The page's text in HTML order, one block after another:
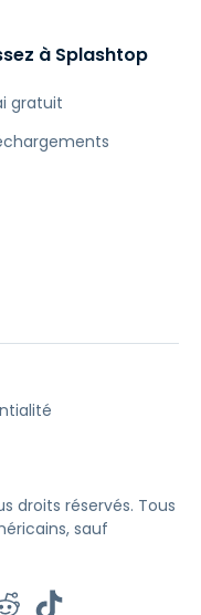
à Splashtop
gratuit
droits réservés. Tous
sauf